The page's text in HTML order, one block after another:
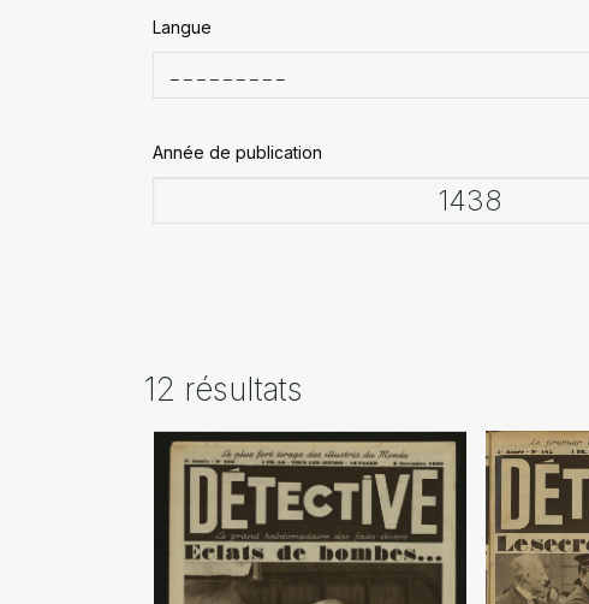
Langue
Année de publication
12 résultats